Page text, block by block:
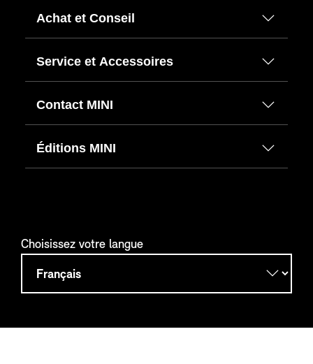
Achat et Conseil
Service et Accessoires
Contact MINI
Éditions MINI
Choisissez votre langue